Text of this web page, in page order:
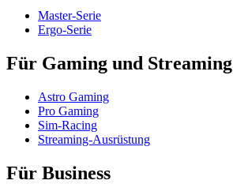
Master-Serie
Ergo-Serie
Für Gaming und Streaming
Astro Gaming
Pro Gaming
Sim-Racing
Streaming-Ausrüstung
Für Business